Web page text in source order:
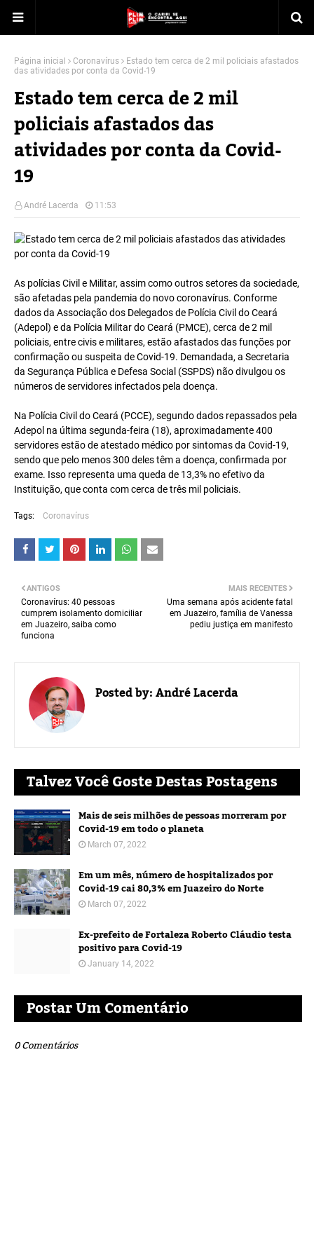
Página inicial Coronavírus
Estado tem cerca de 2 mil policiais afastados
das atividades por conta da Covid-19
Estado tem cerca de 2 mil
policiais afastados das
atividades por conta da Covid-
19
André Lacerda 11:53
As polícias Civil e Militar, assim como outros setores da sociedade,
são afetadas pela pandemia do novo coronavírus. Conforme
dados da Associação dos Delegados de Polícia Civil do Ceará
(Adepol) e da Polícia Militar do Ceará (PMCE), cerca de 2 mil
policiais, entre civis e militares, estão afastados das funções por
confirmação ou suspeita de Covid-19. Demandada, a Secretaria
da Segurança Pública e Defesa Social (SSPDS) não divulgou os
números de servidores infectados pela doença.
Na Polícia Civil do Ceará (PCCE), segundo dados repassados pela
Adepol na última segunda-feira (18), aproximadamente 400
servidores estão de atestado médico por sintomas da Covid-19,
sendo que pelo menos 300 deles têm a doença, confirmada por
exame. Isso representa uma queda de 13,3% no efetivo da
Instituição, que conta com cerca de três mil policiais.
Tags: Coronavírus
MAIS RECENTES
Uma semana após acidente fatal
em Juazeiro, família de Vanessa
pediu justiça em manifesto
ANTIGOS
Coronavírus: 40 pessoas
cumprem isolamento domiciliar
em Juazeiro, saiba como
funciona
Posted by:André Lacerda
Talvez Você Goste Destas Postagens
Mais de seis milhões de pessoas morreram por
Covid-19 em todo o planeta
March 07, 2022
Em um mês, número de hospitalizados por
Covid-19 cai 80,3% em Juazeiro do Norte
March 07, 2022
Ex-prefeito de Fortaleza Roberto Cláudio testa
positivo para Covid-19
January 14, 2022
Postar Um Comentário
0 Comentários